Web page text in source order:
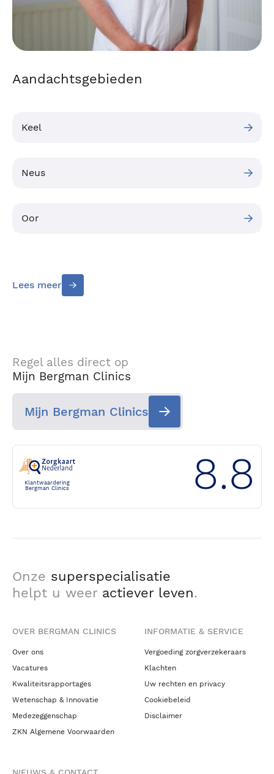
Aandachtsgebieden
Keel
Neus
Oor
Lees meer
Regel alles direct op
Mijn Bergman Clinics
Mijn Bergman Clinics
Klantwaardering
Bergman Clinics
8.8
Onze superspecialisatie
helpt u weer actiever leven.
OVER BERGMAN CLINICS
Over ons
Vacatures
Kwaliteitsrapportages
Wetenschap & Innovatie
Medezeggenschap
ZKN Algemene Voorwaarden
INFORMATIE & SERVICE
Vergoeding zorgverzekeraars
Klachten
Uw rechten en privacy
Cookiebeleid
Disclaimer